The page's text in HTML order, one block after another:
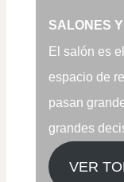
SALONES
El salón es
espacio de
pasan
grandes
VER